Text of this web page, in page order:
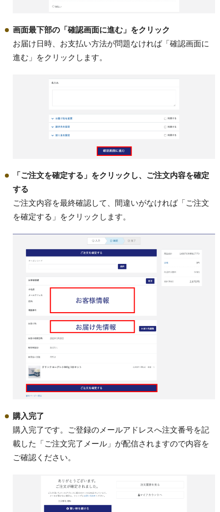
画面最下部の「確認画面に進む」をクリック
お届け日時、お支払い方法が問題なければ「確認画面に
進む」をクリックします。
「ご注文を確定する」をクリックし、ご注文内容を確定
する
ご注文内容を最終確認して、間違いがなければ「ご注文
を確定する」をクリックします。
購入完了
購入完了です。ご登録のメールアドレスへ注文番号を記
載した「ご注文完了メール」が配信されますので内容を
ご確認ください。